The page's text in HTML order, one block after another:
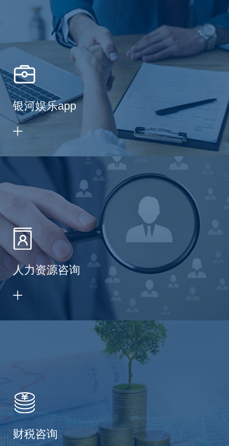
银河娱乐app
人力资源咨询
财税咨询